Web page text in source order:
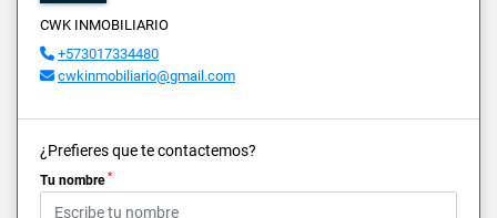
CWK INMOBILIARIO
+573017334480
cwkinmobiliario@gmail.com
¿Prefieres que te contactemos?
Tu nombre *